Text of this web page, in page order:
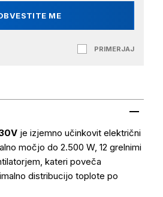
ME
PRIMERJAJ
je izjemno učinkovit električni
močjo do 2.500 W, 12 grelnimi
kateri poveča
distribucijo toplote po